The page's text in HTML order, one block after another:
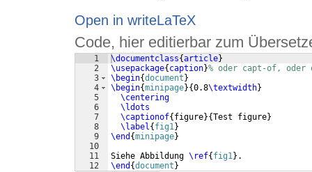
Open in writeLaTeX
Code, hier editierbar zum
1
2
3
4
5
6
7
8
9
10
11
12
\documentclass{article}
\usepackage{ caption}% oder capt-of, oder
\begin{document }
\begin{minipage}{0.8\textwidth}
\centering
\ldots
\captionof{ figure}{Test figure}
\label{ fig1}
\end {minipage}
Siehe Abbildung \ref{ fig1} .
\end {document }